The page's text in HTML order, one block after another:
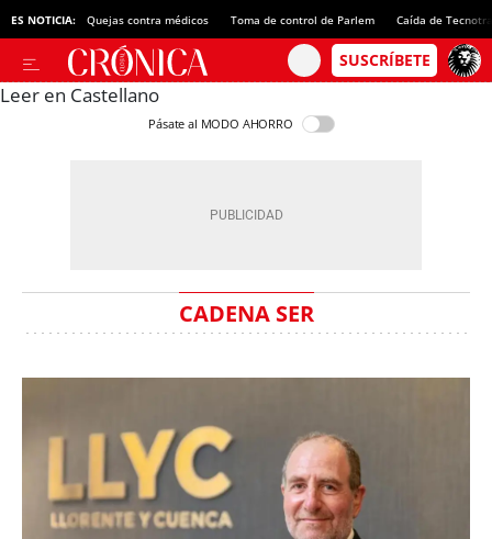
ES NOTICIA: Quejas contra médicos Toma de control de Parlem Caída de
Leer en Castellano
Pásate al MODO AHORRO
CADENA SER